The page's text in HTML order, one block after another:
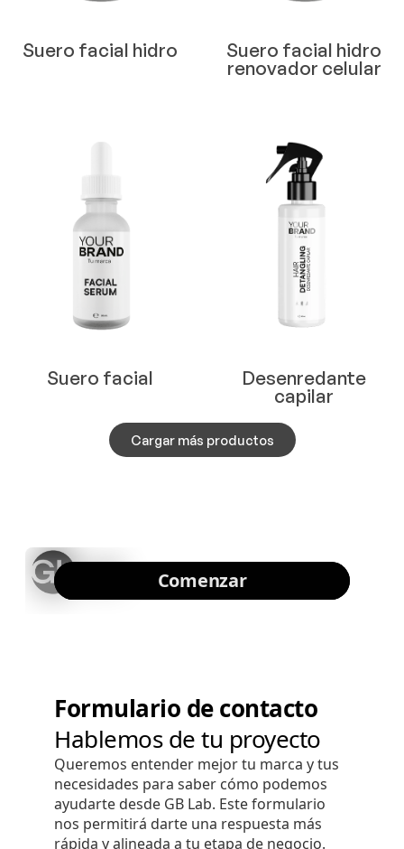
Suero facial hidro Suero facial hidro
renovador celular
Suero facial Desenredante
capilar
Cargar más productos